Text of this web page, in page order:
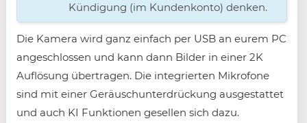
Kündigung (im Kundenkonto) denken.
Die Kamera wird ganz einfach per USB an eurem PC
angeschlossen und kann dann Bilder in einer 2K
Auflösung übertragen. Die integrierten Mikrofone
sind mit einer Geräuschunterdrückung ausgestattet
und auch KI Funktionen gesellen sich dazu.